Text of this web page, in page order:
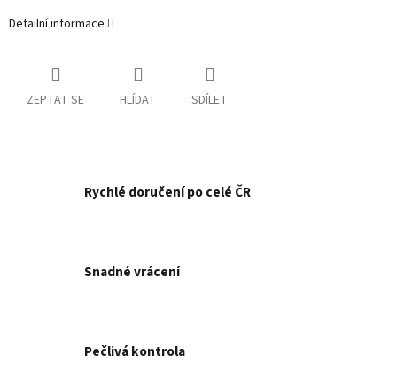
Detailní informace
ZEPTAT SE HLÍDAT SDÍLET
Rychlé doručení po celé ČR
Snadné vrácení
Pečlivá kontrola